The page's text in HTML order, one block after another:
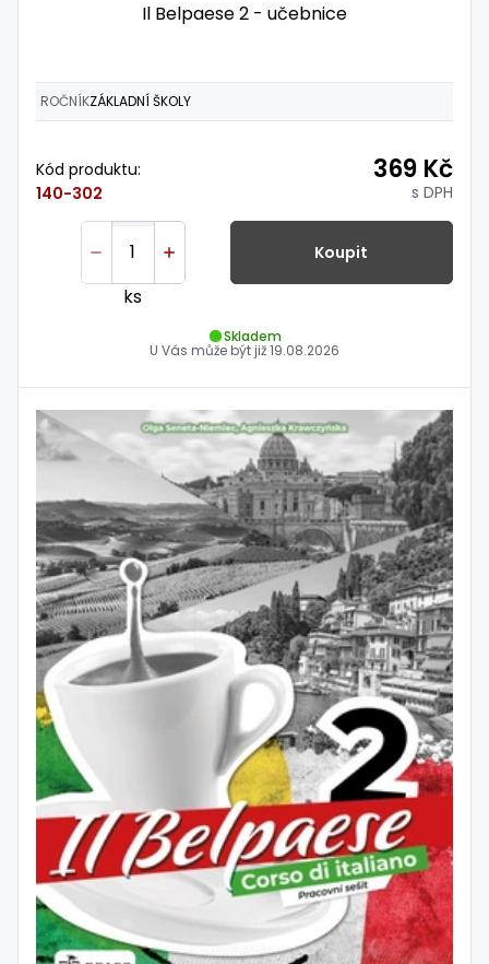
Il Belpaese 2 - učebnice
ROČNÍKZÁKLADNÍ ŠKOLY
Kód produktu:
140-302
369 Kč
s DPH
ks
Koupit
Skladem
U Vás může být již19.08.2026